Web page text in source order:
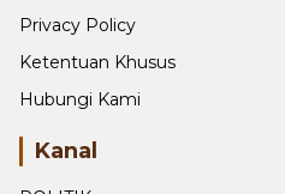
Privacy Policy
Ketentuan Khusus
Hubungi Kami
Kanal